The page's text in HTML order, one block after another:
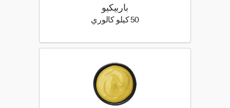
باربيكيو
50 كيلو كالوري 50 كيلو سعرة حرارية